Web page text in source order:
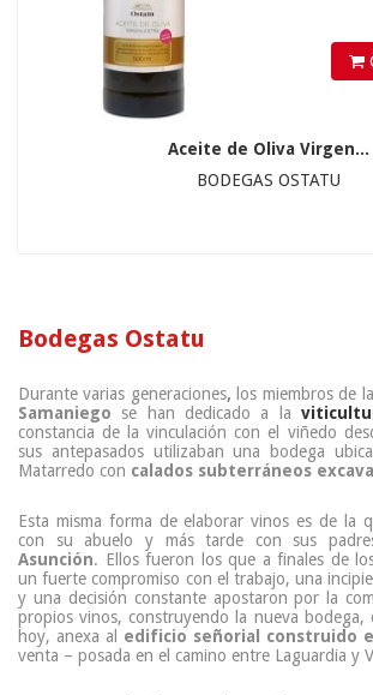
Aceite de Oliva Virgen...
BODEGAS OSTATU
Bodegas Ostatu
Durante varias generaciones, los miembros de la
Samaniego se han dedicado a la
constancia de la vinculación con el viñedo
sus antepasados utilizaban una bodega
Matarredo con calados subterráneos
Esta misma forma de elaborar vinos es de la
con su abuelo y más tarde con sus
Asunción. Ellos fueron los que a finales de
un fuerte compromiso con el trabajo, una
y una decisión constante apostaron por la
propios vinos, construyendo la nueva bodega,
hoy, anexa al edificio señorial construido
venta – posada en el camino entre Laguardia y